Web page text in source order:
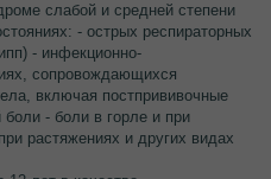
слабой и средней степени
- острых респираторных
- инфекционно-
сопровождающихся
включая постпрививочные
боли - боли в горле и при
растяжениях и других видах